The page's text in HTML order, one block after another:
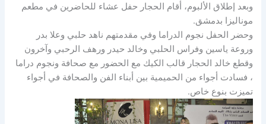
وبعد إطلاق الألبوم، أقام الحجار حفل عشاء للحاضرين في مطعم
موناليزا بدمشق.
وحضر الحفل نجوم الدراما وفي مقدمتهم ناهد حلبي وعلا بدر
وروعة ياسين وفراس الحلبي وخالد حيدر ورهف الرحبي وآخرون
وقطع خالد الحجار قالب الكيك مع الحضور مع صحافة ونجوم دراما
، فسادت أجواء من الحميمية بين أبناء الفن والصحافة في أجواء
تميزت بنوع خاص.